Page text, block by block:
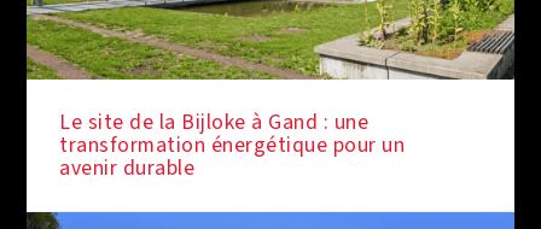
Le site de la Bijloke à Gand : une
transformation énergétique pour un
avenir durable